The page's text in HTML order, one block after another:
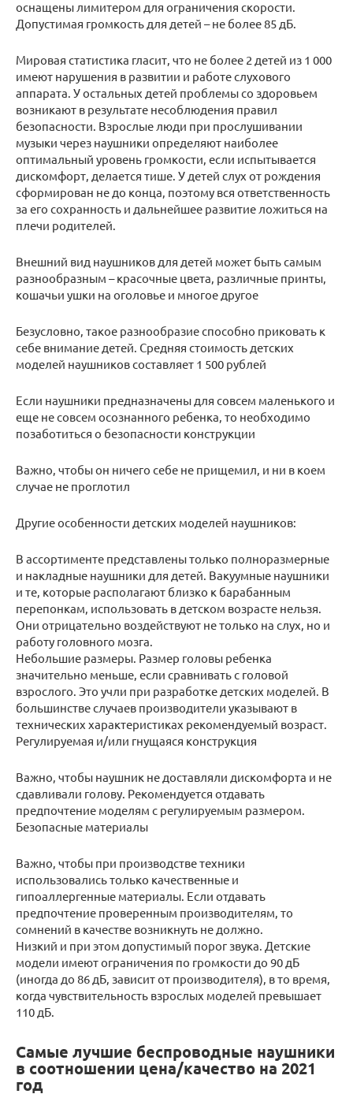
оснащены лимитером для ограничения скорости.
Допустимая громкость для детей – не более 85 дБ.
Мировая статистика гласит, что не более 2 детей из 1 000
имеют нарушения в развитии и работе слухового
аппарата. У остальных детей проблемы со здоровьем
возникают в результате несоблюдения правил
безопасности. Взрослые люди при прослушивании
музыки через наушники определяют наиболее
оптимальный уровень громкости, если испытывается
дискомфорт, делается тише. У детей слух от рождения
сформирован не до конца, поэтому вся ответственность
за его сохранность и дальнейшее развитие ложиться на
плечи родителей.
Внешний вид наушников для детей может быть самым
разнообразным – красочные цвета, различные принты,
кошачьи ушки на оголовье и многое другое
Безусловно, такое разнообразие способно приковать к
себе внимание детей. Средняя стоимость детских
моделей наушников составляет 1 500 рублей
Если наушники предназначены для совсем маленького и
еще не совсем осознанного ребенка, то необходимо
позаботиться о безопасности конструкции
Важно, чтобы он ничего себе не прищемил, и ни в коем
случае не проглотил
Другие особенности детских моделей наушников:
В ассортименте представлены только полноразмерные
и накладные наушники для детей. Вакуумные наушники
и те, которые располагают близко к барабанным
перепонкам, использовать в детском возрасте нельзя.
Они отрицательно воздействуют не только на слух, но и
работу головного мозга.
Небольшие размеры. Размер головы ребенка
значительно меньше, если сравнивать с головой
взрослого. Это учли при разработке детских моделей. В
большинстве случаев производители указывают в
технических характеристиках рекомендуемый возраст.
Регулируемая и/или гнущаяся конструкция
Важно, чтобы наушник не доставляли дискомфорта и не
сдавливали голову. Рекомендуется отдавать
предпочтение моделям с регулируемым размером.
Безопасные материалы
Важно, чтобы при производстве техники
использовались только качественные и
гипоаллергенные материалы. Если отдавать
предпочтение проверенным производителям, то
сомнений в качестве возникнуть не должно.
Низкий и при этом допустимый порог звука. Детские
модели имеют ограничения по громкости до 90 дБ
(иногда до 86 дБ, зависит от производителя), в то время,
когда чувствительность взрослых моделей превышает
110 дБ.
Самые лучшие беспроводные наушники
в соотношении цена/качество на 2021
год